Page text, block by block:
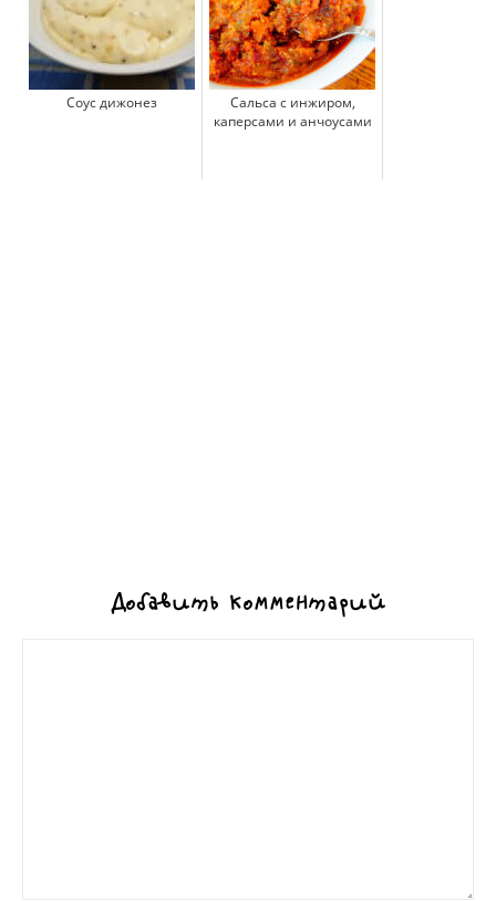
Соус дижонез
Cальса с инжиром,
каперсами и анчоусами
Добавить комментарий